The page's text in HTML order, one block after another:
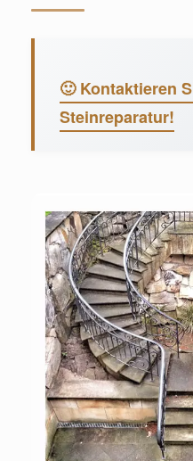
🙂 Kontaktieren
Steinreparatur!